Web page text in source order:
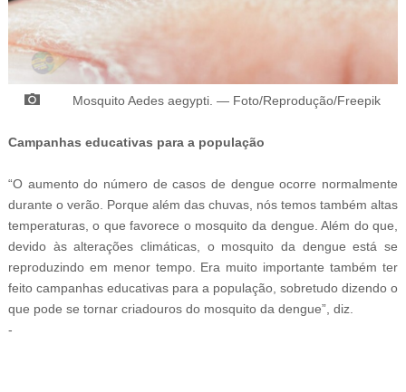
Mosquito Aedes aegypti. — Foto/Reprodução/Freepik
Campanhas educativas para a população
“O aumento do número de casos de dengue ocorre normalmente
durante o verão. Porque além das chuvas, nós temos também altas
temperaturas, o que favorece o mosquito da dengue. Além do que,
devido às alterações climáticas, o mosquito da dengue está se
reproduzindo em menor tempo. Era muito importante também ter
feito campanhas educativas para a população, sobretudo dizendo o
que pode se tornar criadouros do mosquito da dengue”, diz.
-